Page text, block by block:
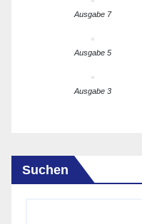
Ausgabe 7
Ausgabe 5
Ausgabe 3
Suchen